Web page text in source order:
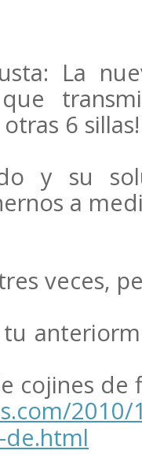
La
6 sillas!
y su
a
veces,
cojines
2010/
de.html